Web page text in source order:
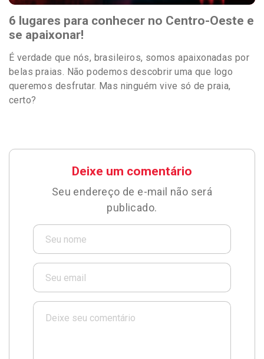
6 lugares para conhecer no Centro-Oeste e
se apaixonar!
É verdade que nós, brasileiros, somos apaixonadas por
belas praias. Não podemos descobrir uma que logo
queremos desfrutar. Mas ninguém vive só de praia,
certo?
Deixe um comentário
Seu endereço de e-mail não será
publicado.